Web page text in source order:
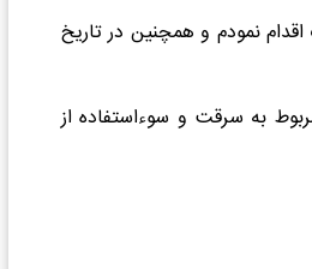
نمودم و همچنین در تاریخ
مربوط به سرقت و سوءاستفاده از